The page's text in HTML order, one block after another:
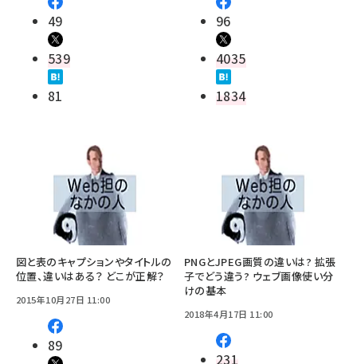
49
539
81
96
4035
1834
図と表のキャプションやタイトルの
位置、違いはある？ どこが正解？
2015年10月27日 11:00
89
PNGとJPEG画質の違いは? 拡張
子でどう違う? ウェブ画像使い分
けの基本
2018年4月17日 11:00
231